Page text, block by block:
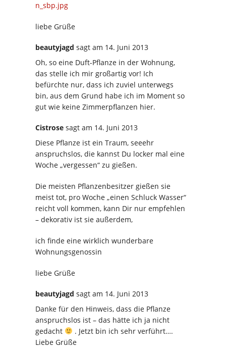
n_sbp.jpg
liebe Grüße
beautyjagd sagt am 14. Juni 2013
Oh, so eine Duft-Pflanze in der Wohnung,
das stelle ich mir großartig vor! Ich
befürchte nur, dass ich zuviel unterwegs
bin, aus dem Grund habe ich im Moment so
gut wie keine Zimmerpflanzen hier.
Cistrose sagt am 14. Juni 2013
Diese Pflanze ist ein Traum, seeehr
anspruchslos, die kannst Du locker mal eine
Woche „vergessen“ zu gießen.
Die meisten Pflanzenbesitzer gießen sie
meist tot, pro Woche „einen Schluck Wasser“
reicht voll kommen, kann Dir nur empfehlen
– dekorativ ist sie außerdem,
ich finde eine wirklich wunderbare
Wohnungsgenossin
liebe Grüße
beautyjagd sagt am 14. Juni 2013
Danke für den Hinweis, dass die Pflanze
anspruchslos ist – das hätte ich ja nicht
gedacht
. Jetzt bin ich sehr verführt….
Liebe Grüße